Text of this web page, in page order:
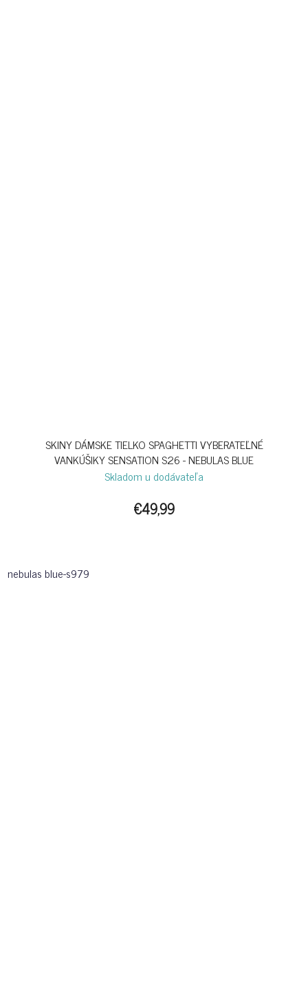
SKINY DÁMSKE TIELKO SPAGHETTI VYBERATEĽNÉ
VANKÚŠIKY SENSATION S26 - NEBULAS BLUE
Skladom u dodávateľa
€49,99
nebulas blue-s979